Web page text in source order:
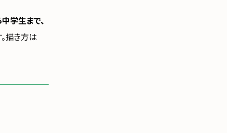
学生まで、
描き方は